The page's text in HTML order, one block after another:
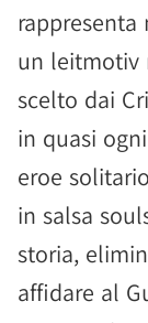
un leitmotiv
scelto dai
in quasi
eroe
in salsa
storia,
affidare al